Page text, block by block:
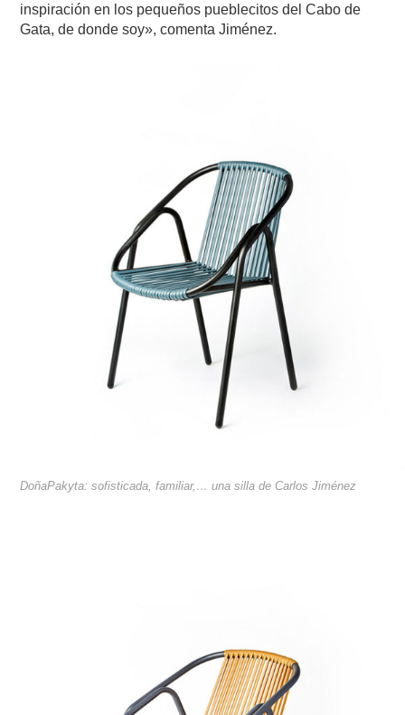
inspiración en los pequeños pueblecitos del Cabo de
Gata, de donde soy», comenta Jiménez.
DoñaPakyta: sofisticada, familiar,… una silla de Carlos Jiménez